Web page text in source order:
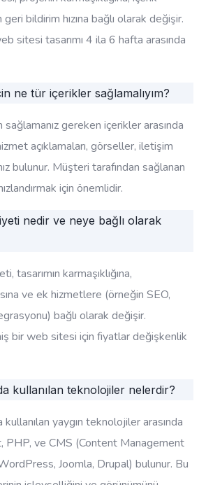
bildirim hızına bağlı olarak değişir.
sitesi tasarımı 4 ila 6 hafta arasında
ne tür içerikler sağlamalıyım?
gereken içerikler arasında
açıklamaları, görseller, iletişim
bulunur. Müşteri tarafından sağlanan
için önemlidir.
nedir ve neye bağlı olarak
tasarımın karmaşıklığına,
ve ek hizmetlere (örneğin SEO,
bağlı olarak değişir.
bir web sitesi için fiyatlar değişkenlik
kullanılan teknolojiler nelerdir?
yaygın teknolojiler arasında
PHP, ve CMS (Content Management
Joomla, Drupal) bulunur. Bu